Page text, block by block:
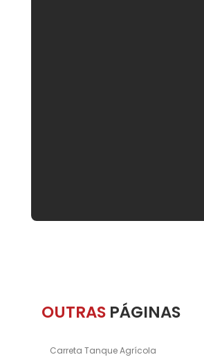
OUTRAS PÁGINAS
Carreta Tanque Agrícola